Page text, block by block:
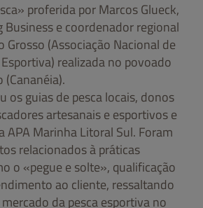
proferida por Marcos Glueck,
Business e coordenador regional
Grosso (Associação Nacional de
realizada no povoado
os guias de pesca locais, donos
artesanais e esportivos e
APA Marinha Litoral Sul. Foram
relacionados à práticas
o «pegue e solte», qualificação
ao cliente, ressaltando
da pesca esportiva no